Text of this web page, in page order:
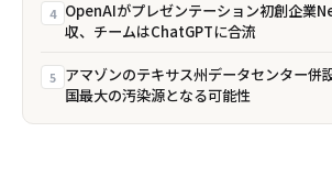
4 OpenAIがプレゼンテーション初創企業
収、チームはChatGPTに合流
5 アマゾンのテキサス州データセンター併
国最大の汚染源となる可能性